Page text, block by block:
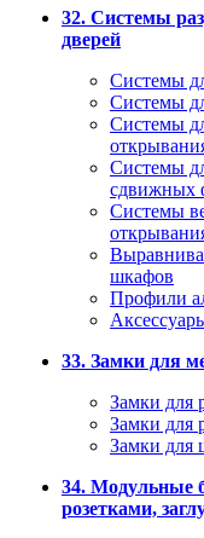
32. Системы
дверей
Системы
Системы
Системы
Системы
сдвижных
Системы
шкафов
Профили
33. Замки для
Замки для
Замки для
Замки для
34. Модульные
розетками,